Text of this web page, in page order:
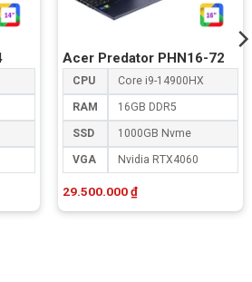
Acer Predator PHN16-72
CPU Core i9-14900HX
RAM 16GB DDR5
SSD 1000GB Nvme
VGA Nvidia RTX4060
29.500.000₫